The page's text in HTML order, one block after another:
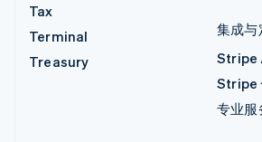
Tax
Terminal
Treasury
集成与
Stripe
Stripe
专业服